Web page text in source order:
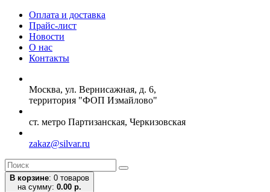
Оплата и доставка
Прайс-лист
Новости
О нас
Контакты
Москва, ул. Вернисажная, д. 6,
территория "ФОП Измайлово"
ст. метро Партизанская, Черкизовская
zakaz@silvar.ru
В корзине: 0 товаров
на сумму: 0.00 р.